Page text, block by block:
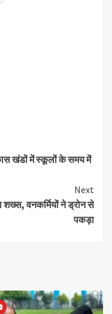
खंडों में स्कूलों के समय में
Next
वनकर्मियों ने ड्रोन से
पकड़ा